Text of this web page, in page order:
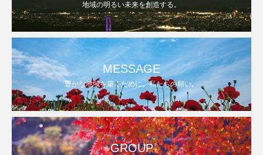
地域の明るい未来を創造する。
MESSAGE
豊かな地域を築くために。私たちの願い。
GROUP